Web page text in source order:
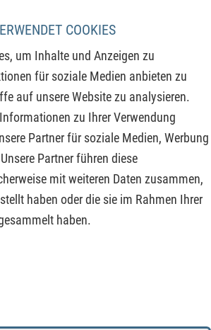
COOKIES
um Inhalte und Anzeigen zu
für soziale Medien anbieten zu
auf unsere Website zu analysieren.
zu Ihrer Verwendung
Partner für soziale Medien, Werbung
Partner führen diese
mit weiteren Daten zusammen,
haben oder die sie im Rahmen Ihrer
haben.
will und auch den TikTok
die EU der USA einen Deal an. Dieser
Aufhebung aller Zölle auf
Kommissionspräsidentin Ursula von
in Brüssel verhandlungsbereit. Auf dem
oben liegt aus Sicht der EU der
in beiden Wirtschaftsräumen.
- © 2026 - Die Publikation für